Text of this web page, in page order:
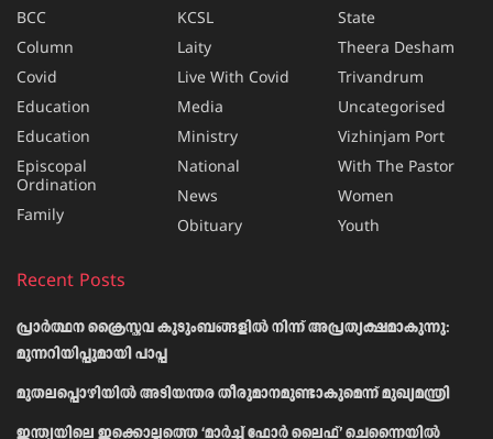
BCC
Column
Covid
Education
Education
Episcopal
Ordination
Family
KCSL
Laity
Live With Covid
Media
Ministry
National
News
Obituary
State
Theera Desham
Trivandrum
Uncategorised
Vizhinjam Port
With The Pastor
Women
Youth
Recent Posts
പ്രാര്‍ത്ഥന ക്രൈസ്തവ കുടുംബങ്ങളില്‍ നിന്ന് അപ്രത്യക്ഷമാകുന്നു:
മുന്നറിയിപ്പുമായി പാപ്പ
മുതലപ്പൊഴിയിൽ അടിയന്തര തീരുമാനമുണ്ടാകുമെന്ന് മുഖ്യമന്ത്രി
ഇന്ത്യയിലെ ഇക്കൊല്ലത്തെ ‘മാർച്ച് ഫോർ ലൈഫ്’ ചെന്നൈയിൽ